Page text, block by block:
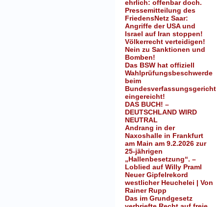
ehrlich: offenbar doch.
Pressemitteilung des
FriedensNetz Saar:
Angriffe der USA und
Israel auf Iran stoppen!
Völkerrecht verteidigen!
Nein zu Sanktionen und
Bomben!
Das BSW hat offiziell
Wahlprüfungsbeschwerde
beim
Bundesverfassungsgericht
eingereicht!
DAS BUCH! –
DEUTSCHLAND WIRD
NEUTRAL
Andrang in der
Naxoshalle in Frankfurt
am Main am 9.2.2026 zur
25-jährigen
„Hallenbesetzung“. –
Loblied auf Willy Praml
Neuer Gipfelrekord
westlicher Heuchelei | Von
Rainer Rupp
Das im Grundgesetz